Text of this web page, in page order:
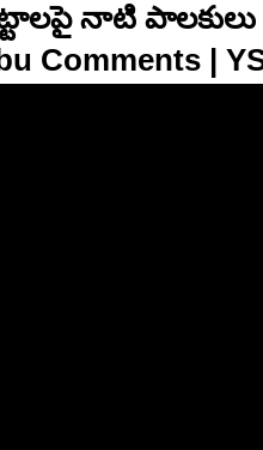
నాటి పాలకులు
Comments |